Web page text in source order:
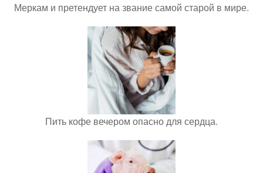
Меркам и претендует на звание самой старой в мире.
Пить кофе вечером опасно для сердца.